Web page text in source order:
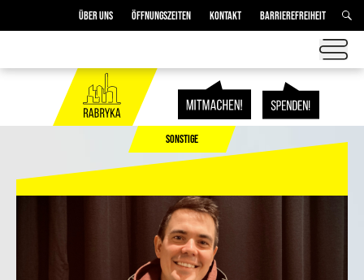
ÜBER UNS ÖFFNUNGSZEITEN KONTAKT BARRIEREFREIHEIT
SONSTIGE